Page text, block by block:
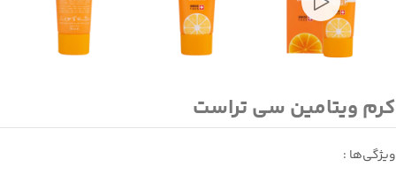
کرم ویتامین سی تراست
ویژگی‌ها :